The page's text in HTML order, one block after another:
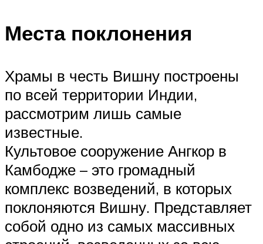
Места поклонения
Храмы в честь Вишну построены
по всей территории Индии,
рассмотрим лишь самые
известные.
Культовое сооружение Ангкор в
Камбодже – это громадный
комплекс возведений, в которых
поклоняются Вишну. Представляет
собой одно из самых массивных